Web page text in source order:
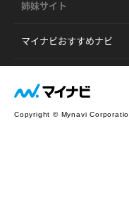
姉妹サイト
マイナビおすすめナビ
Copyright © Mynavi